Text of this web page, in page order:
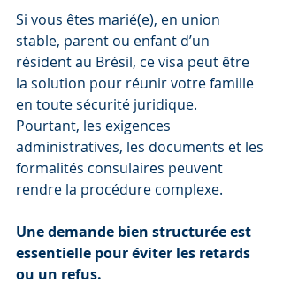
Si vous êtes marié(e), en union
stable, parent ou enfant d’un
résident au Brésil, ce visa peut être
la solution pour réunir votre famille
en toute sécurité juridique.
Pourtant, les exigences
administratives, les documents et les
formalités consulaires peuvent
rendre la procédure complexe.
Une demande bien structurée est
essentielle pour éviter les retards
ou un refus.